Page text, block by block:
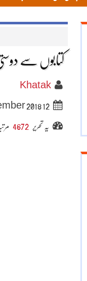
کتابوں سے
Khatak
12 September 2018ء
یہ تحریر 4672